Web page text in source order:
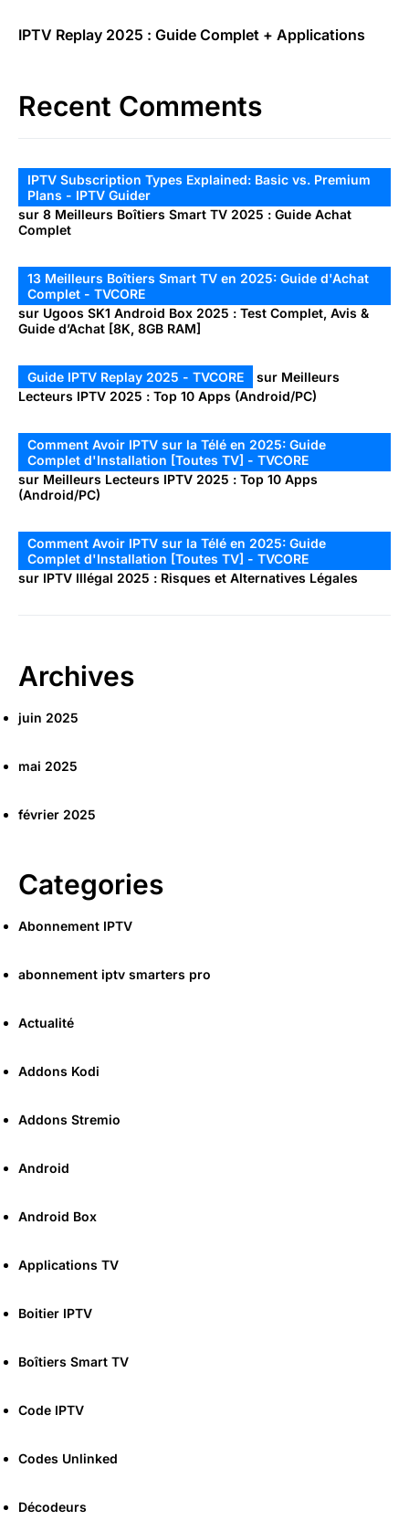
IPTV Replay 2025 : Guide Complet + Applications
Recent Comments
IPTV Subscription Types Explained: Basic vs. Premium
Plans - IPTV Guider
sur 8 Meilleurs Boîtiers Smart TV 2025 : Guide Achat
Complet
13 Meilleurs Boîtiers Smart TV en 2025: Guide d'Achat
Complet - TVCORE
sur Ugoos SK1 Android Box 2025 : Test Complet, Avis &
Guide d’Achat [8K, 8GB RAM]
Guide IPTV Replay 2025 - TVCORE sur Meilleurs
Lecteurs IPTV 2025 : Top 10 Apps (Android/PC)
Comment Avoir IPTV sur la Télé en 2025: Guide
Complet d'Installation [Toutes TV] - TVCORE
sur Meilleurs Lecteurs IPTV 2025 : Top 10 Apps
(Android/PC)
Comment Avoir IPTV sur la Télé en 2025: Guide
Complet d'Installation [Toutes TV] - TVCORE
sur IPTV Illégal 2025 : Risques et Alternatives Légales
Archives
juin 2025
mai 2025
février 2025
Categories
Abonnement IPTV
abonnement iptv smarters pro
Actualité
Addons Kodi
Addons Stremio
Android
Android Box
Applications TV
Boitier IPTV
Boîtiers Smart TV
Code IPTV
Codes Unlinked
Décodeurs